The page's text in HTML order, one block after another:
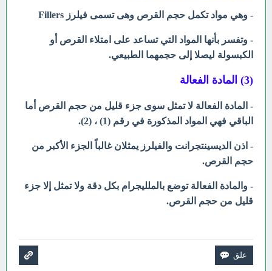
- وهي مواد تكمل حجم القرص وهى تسمى فيلرز Fillers
- وتفسر بأنها المواد التي تساعد على امتلاء القرص أو
الكبسولة ليصلا إلى حجمهما الطبيعي.
(3) المادة الفعالة
- المادة الفعالة لا تمثل سوى جزء قليل من حجم القرص أما
الباقي فهي المواد المذكورة في رقم (1) ، (2).
- اذن الديسينتجرانت والفيلرز يمثلان غالباً الجزء الأكبر من
حجم القرص.
- والمادة الفعالة توضع بالملليجرام بكل دقة ولا تمثل إلا جزء
قليل من حجم القرص.